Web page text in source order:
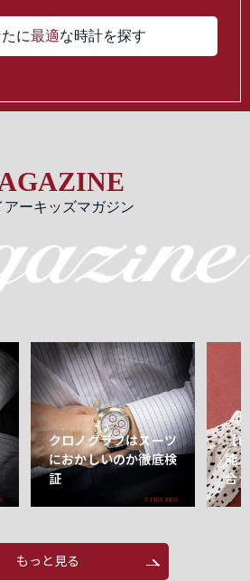
に最適な時計を探す
アーキッズマガジン
クロノグラフはスーツ
におかしいのか徹底検
証
【
能
合
もっと見る